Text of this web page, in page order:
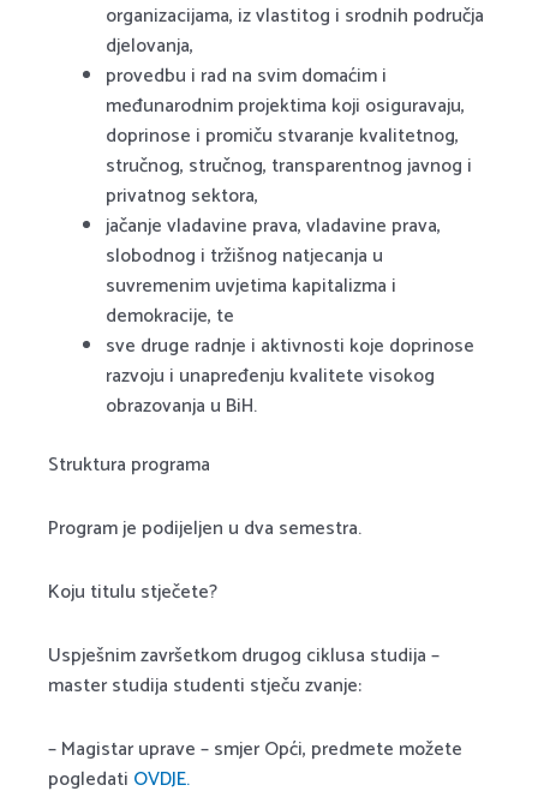
organizacijama, iz vlastitog i srodnih područja
djelovanja,
provedbu i rad na svim domaćim i
međunarodnim projektima koji osiguravaju,
doprinose i promiču stvaranje kvalitetnog,
stručnog, stručnog, transparentnog javnog i
privatnog sektora,
jačanje vladavine prava, vladavine prava,
slobodnog i tržišnog natjecanja u
suvremenim uvjetima kapitalizma i
demokracije, te
sve druge radnje i aktivnosti koje doprinose
razvoju i unapređenju kvalitete visokog
obrazovanja u BiH.
Struktura programa
Program je podijeljen u dva semestra.
Koju titulu stječete?
Uspješnim završetkom drugog ciklusa studija –
master studija studenti stječu zvanje:
– Magistar uprave – smjer Opći, predmete možete
pogledati OVDJE.